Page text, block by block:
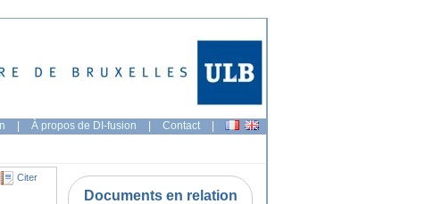
| À propos de DI-fusion | Contact |
Citer
Documents en relation